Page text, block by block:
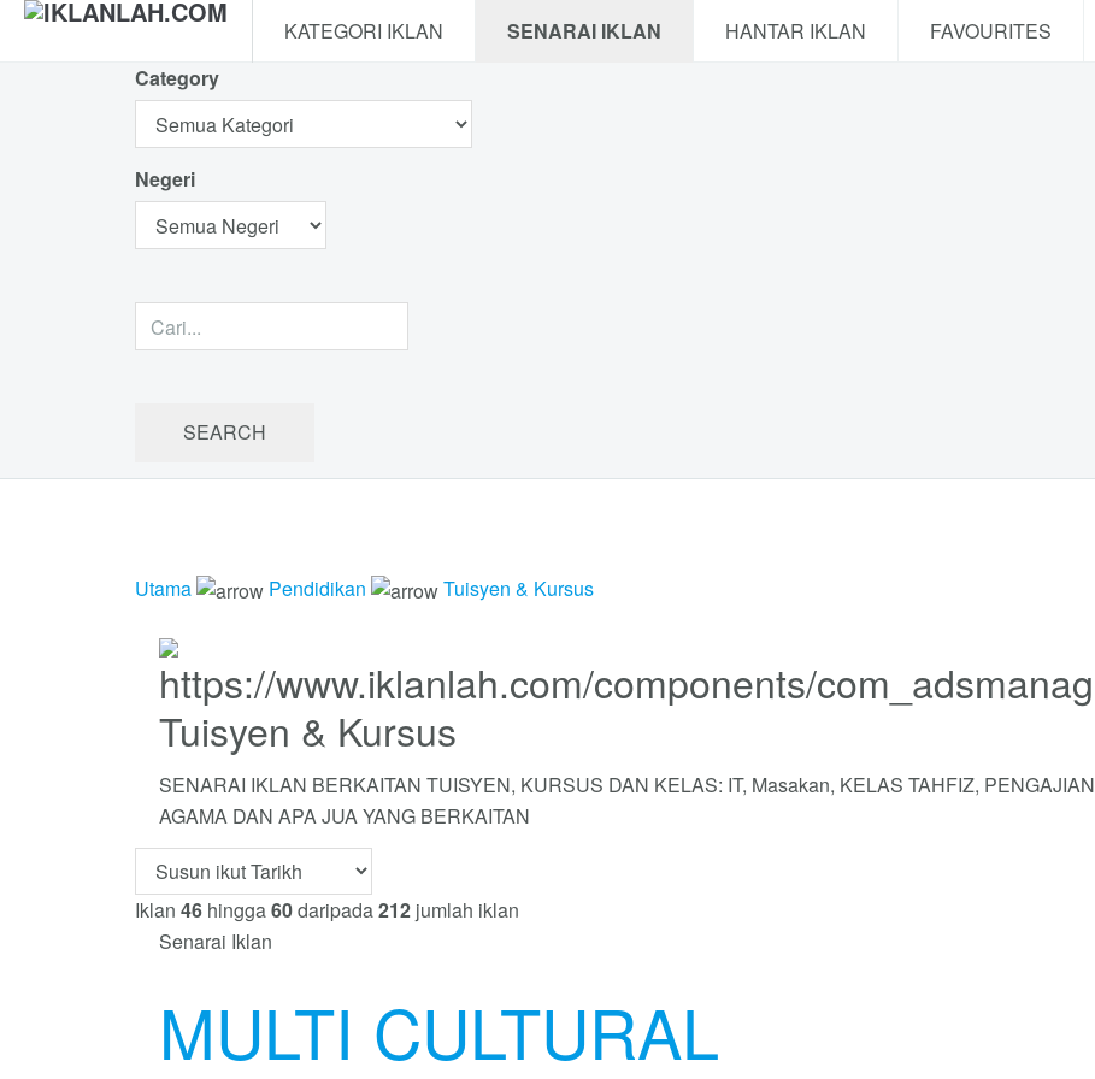
KATEGORI IKLAN SENARAI IKLAN HANTAR IKLAN FAVOURITES
Category
Negeri
Utama Pendidikan Tuisyen & Kursus
Tuisyen & Kursus
SENARAI IKLAN BERKAITAN TUISYEN, KURSUS DAN KELAS: IT, Masakan, KELAS TAHFIZ, PENGAJIAN
AGAMA DAN APA JUA YANG BERKAITAN
Iklan 46 hingga60daripada212 jumlah iklan
Senarai Iklan
MULTI CULTURAL